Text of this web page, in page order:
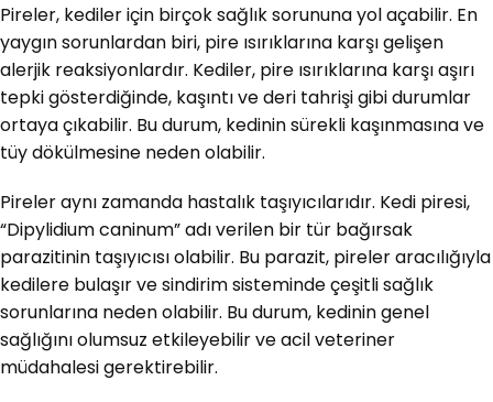
Pireler, kediler için birçok sağlık sorununa yol açabilir. En
yaygın sorunlardan biri, pire ısırıklarına karşı gelişen
alerjik reaksiyonlardır. Kediler, pire ısırıklarına karşı aşırı
tepki gösterdiğinde, kaşıntı ve deri tahrişi gibi durumlar
ortaya çıkabilir. Bu durum, kedinin sürekli kaşınmasına ve
tüy dökülmesine neden olabilir.
Pireler aynı zamanda hastalık taşıyıcılarıdır. Kedi piresi,
“Dipylidium caninum” adı verilen bir tür bağırsak
parazitinin taşıyıcısı olabilir. Bu parazit, pireler aracılığıyla
kedilere bulaşır ve sindirim sisteminde çeşitli sağlık
sorunlarına neden olabilir. Bu durum, kedinin genel
sağlığını olumsuz etkileyebilir ve acil veteriner
müdahalesi gerektirebilir.